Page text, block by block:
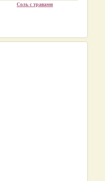
Соль с травами